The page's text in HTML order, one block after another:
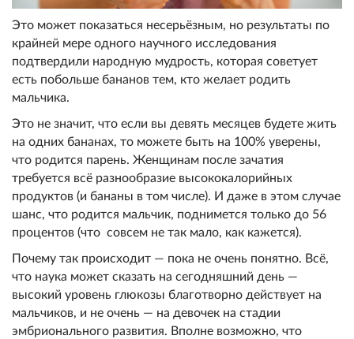
Это может показаться несерьёзным, но результаты по
крайней мере одного научного исследования
подтвердили народную мудрость, которая советует
есть побольше бананов тем, кто желает родить
мальчика.
Это не значит, что если вы девять месяцев будете жить
на одних бананах, то можете быть на 100% уверены,
что родится парень. Женщинам после зачатия
требуется всё разнообразие высококалорийных
продуктов (и бананы в том числе). И даже в этом случае
шанс, что родится мальчик, поднимется только до 56
процентов (что совсем не так мало, как кажется).
Почему так происходит — пока не очень понятно. Всё,
что наука может сказать на сегодняшний день —
высокий уровень глюкозы благотворно действует на
мальчиков, и не очень — на девочек на стадии
эмбрионального развития. Вполне возможно, что